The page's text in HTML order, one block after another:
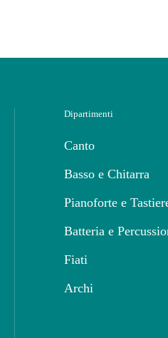
Dipartimenti
Canto
Basso e Chitarra
Pianoforte e
Batteria e
Fiati
Archi